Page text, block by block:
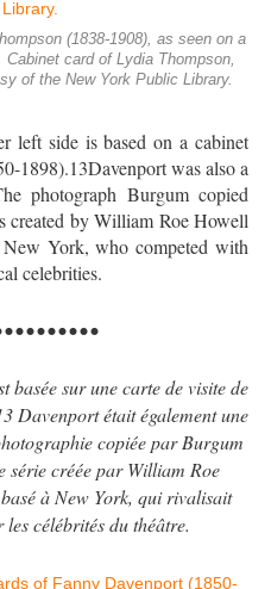
(1838-1908), as seen on a
card of Lydia Thompson,
of the New York Public Library.
left side is based on a cabinet
1898).13Davenport was also a
photograph Burgum copied
created by William Roe Howell
York, who competed with
celebrities.
basée sur une carte de visite de
Davenport était également une
copiée par Burgum
série créée par William Roe
à New York, qui rivalisait
célébrités du théâtre.